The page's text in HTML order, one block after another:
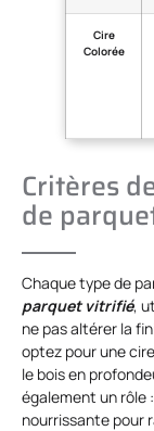
Cire
Colorée
Critères
de
Chaque type de
parquet vitrifié,
ne pas altérer la
optez pour une
le bois en
également un rôle
nourrissante pour